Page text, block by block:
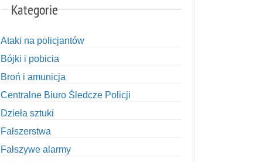
Kategorie
Ataki na policjantów
Bójki i pobicia
Broń i amunicja
Centralne Biuro Śledcze Policji
Dzieła sztuki
Fałszerstwa
Fałszywe alarmy